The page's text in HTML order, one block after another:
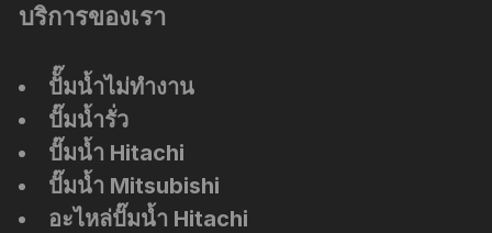
บริการของเรา
ปัั๊มน้ำไม่ทำงาน
ปั๊มน้ำรั่ว
ปั๊มน้ำ Hitachi
ปั๊มน้ำ Mitsubishi
อะไหล่ปั๊มน้ำ Hitachi